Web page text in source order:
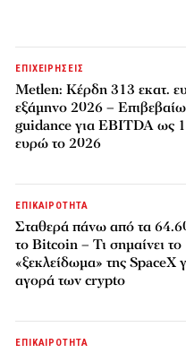
ΕΠΙΧΕΙΡΗΣΕΙΣ
Metlen: Κέρδη 313 εκατ.
εξάμηνο 2026 –
guidance για EBITDA ως
ευρώ το 2026
ΕΠΙΚΑΙΡΟΤΗΤΑ
Σταθερά πάνω από τα
το Bitcoin – Τι σημαίνει το
«ξεκλείδωμα» της SpaceX
αγορά των crypto
ΕΠΙΚΑΙΡΟΤΗΤΑ